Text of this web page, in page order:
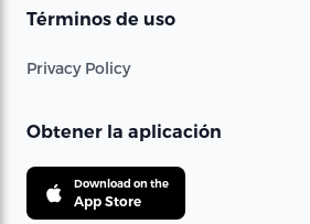
Términos de uso
Privacy Policy
Obtener la aplicación
Download on the
App Store